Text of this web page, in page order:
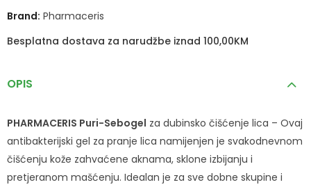
Brand: Pharmaceris
Besplatna dostava za narudžbe iznad 100,00KM
OPIS
PHARMACERIS Puri-Sebogel za dubinsko čišćenje lica – Ovaj
antibakterijski gel za pranje lica namijenjen je svakodnevnom
čišćenju kože zahvaćene aknama, sklone izbijanju i
pretjeranom mašćenju. Idealan je za sve dobne skupine i